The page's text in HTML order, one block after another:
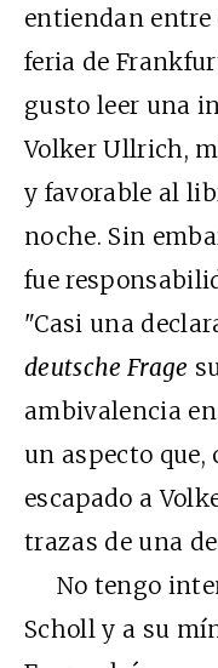
entiendan entre
feria de
gusto leer una
Volker Ullrich,
y favorable al
noche. Sin
fue
"Casi una
deutsche Frage
ambivalencia
un aspecto que,
escapado a
trazas de una
No tengo
Scholl y a su